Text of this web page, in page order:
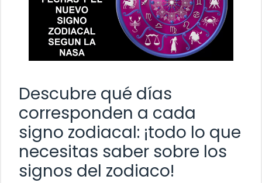
Descubre qué días
corresponden a cada
signo zodiacal: ¡todo lo que
necesitas saber sobre los
signos del zodiaco!